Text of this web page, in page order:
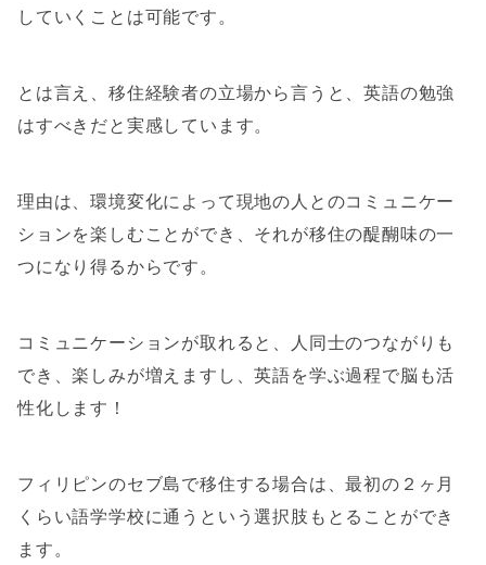
していくことは可能です。
とは言え、移住経験者の立場から言うと、英語の勉強
はすべき だと実感しています。
理由は、環境変化によって現地の人とのコミュニケー
ションを楽しむことができ、それが移住の醍醐味の一
つになり得るからです。
コミュニケーションが取れると、人同士のつながりも
でき、楽しみが増えますし、英語を学ぶ過程で脳も活
性化します！
フィリピンのセブ島で移住する場合は、最初の２ヶ月
くらい語学学校に通うという選択肢もとることができ
ます。